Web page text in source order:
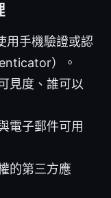
用手機驗證或認
）。
見度、誰可以
電子郵件可用
的第三方應